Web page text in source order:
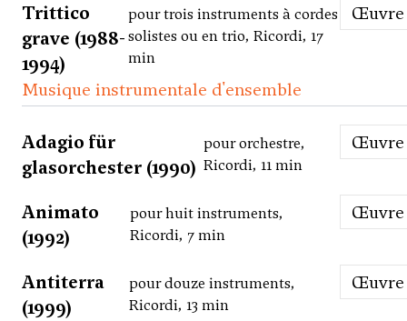
Trittico
grave (1988-
1994)
pour trois instruments à cordes
solistes ou en trio, Ricordi, 17
min
Œuvre
Musique instrumentale d'ensemble
Adagio für
glasorchester (1990)
pour orchestre,
Ricordi, 11 min
Œuvre
Animato
(1992)
pour huit instruments,
Ricordi, 7 min
Œuvre
Antiterra
(1999)
pour douze instruments,
Ricordi, 13 min
Œuvre